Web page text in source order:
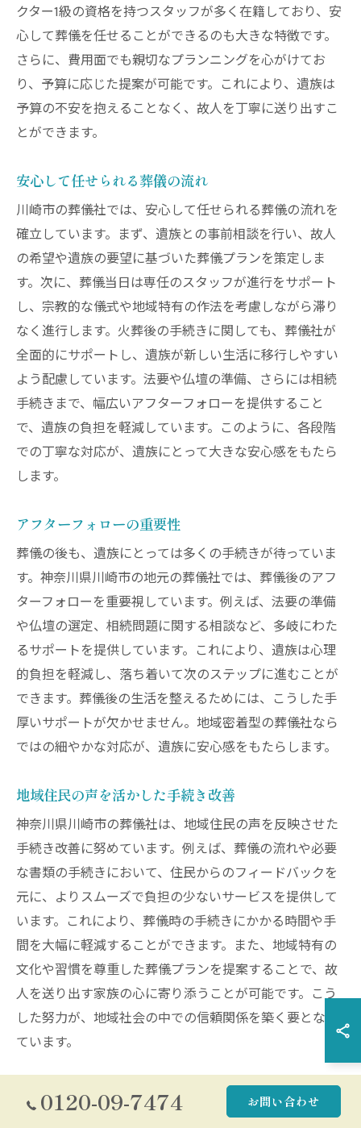
クター1級の資格を持つスタッフが多く在籍しており、安
心して葬儀を任せることができるのも大きな特徴です。
さらに、費用面でも親切なプランニングを心がけてお
り、予算に応じた提案が可能です。これにより、遺族は
予算の不安を抱えることなく、故人を丁寧に送り出すこ
とができます。
安心して任せられる葬儀の流れ
川崎市の葬儀社では、安心して任せられる葬儀の流れを
確立しています。まず、遺族との事前相談を行い、故人
の希望や遺族の要望に基づいた葬儀プランを策定しま
す。次に、葬儀当日は専任のスタッフが進行をサポート
し、宗教的な儀式や地域特有の作法を考慮しながら滞り
なく進行します。火葬後の手続きに関しても、葬儀社が
全面的にサポートし、遺族が新しい生活に移行しやすい
よう配慮しています。法要や仏壇の準備、さらには相続
手続きまで、幅広いアフターフォローを提供すること
で、遺族の負担を軽減しています。このように、各段階
での丁寧な対応が、遺族にとって大きな安心感をもたら
します。
アフターフォローの重要性
葬儀の後も、遺族にとっては多くの手続きが待っていま
す。神奈川県川崎市の地元の葬儀社では、葬儀後のアフ
ターフォローを重要視しています。例えば、法要の準備
や仏壇の選定、相続問題に関する相談など、多岐にわた
るサポートを提供しています。これにより、遺族は心理
的負担を軽減し、落ち着いて次のステップに進むことが
できます。葬儀後の生活を整えるためには、こうした手
厚いサポートが欠かせません。地域密着型の葬儀社なら
ではの細やかな対応が、遺族に安心感をもたらします。
地域住民の声を活かした手続き改善
神奈川県川崎市の葬儀社は、地域住民の声を反映させた
手続き改善に努めています。例えば、葬儀の流れや必要
な書類の手続きにおいて、住民からのフィードバックを
元に、よりスムーズで負担の少ないサービスを提供して
います。これにより、葬儀時の手続きにかかる時間や手
間を大幅に軽減することができます。また、地域特有の
文化や習慣を尊重した葬儀プランを提案することで、故
人を送り出す家族の心に寄り添うことが可能です。こう
した努力が、地域社会の中での信頼関係を築く要となっ
ています。
初めての葬儀も安心な川崎市内の手続
0120-09-7474 お問い合わせ